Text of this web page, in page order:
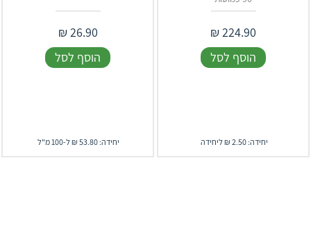
224.90
₪
הוסף לסל
יחידה: 2.50 ₪ ליחידה
26.90
₪
הוסף לסל
יחידה: 53.80 ₪ ל-100 מ"ל